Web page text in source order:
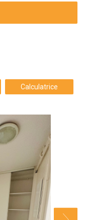
Calculatrice